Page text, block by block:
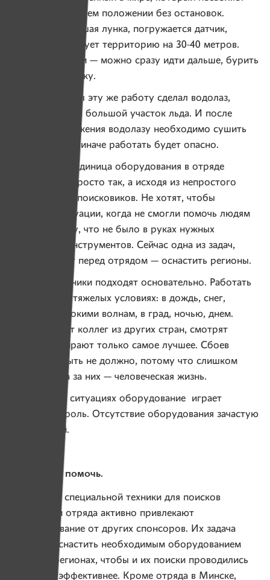
работать в стоячем положении без остановок.
Бурится небольшая лунка, погружается датчик,
который обследует территорию на 30-40 метров.
Ничего не нашли — можно сразу идти дальше, бурить
следующую лунку.
Для того, чтобы эту же работу сделал водолаз,
нужно вырезать большой участок льда. И после
каждого погружения водолазу необходимо сушить
оборудование, иначе работать будет опасно.
Каждая новая единица оборудования в отряде
появилась не просто так, а исходя из непростого
опыта работы поисковиков. Не хотят, чтобы
возникали ситуации, когда не смогли помочь людям
только потому, что не было в руках нужных
технических инструментов. Сейчас одна из задач,
которая стоит перед отрядом — оснастить регионы.
К выбору техники подходят основательно. Работать
приходится в тяжелых условиях: в дождь, снег,
на воде с высокими волнам, в град, ночью, днем.
Изучают опыт коллег из других стран, смотрят
отзывы, выбирают только самое лучшее. Сбоев
и поломок быть не должно, потому что слишком
высокая цена за них — человеческая жизнь.
— Во многих ситуациях оборудование играет
решающую роль. Отсутствие оборудования зачастую
губит людей.
Вы можете помочь.
На покупку специальной техники для поисков
сотрудники отряда активно привлекают
финансирование от других спонсоров. Их задача
сейчас — оснастить необходимым оборудованием
отряды в регионах, чтобы и их поиски проводились
быстрее и эффективнее. Кроме отряда в Минске,